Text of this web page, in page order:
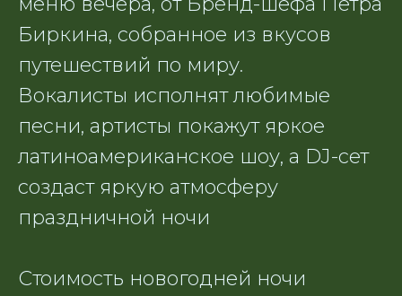
Биркина, собранное из вкусов
путешествий по миру.
Вокалисты исполнят любимые
песни, артисты покажут яркое
латиноамериканское шоу, а DJ-сет
создаст яркую атмосферу
праздничной ночи
Стоимость новогодней ночи
Количество гостей
Отправить заявку
Нажимая на кнопку, вы принимаете